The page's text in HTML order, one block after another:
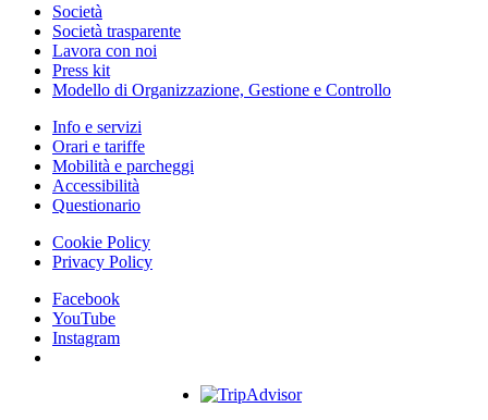
Società
Società trasparente
Lavora con noi
Press kit
Modello di Organizzazione, Gestione e Controllo
Info e servizi
Orari e tariffe
Mobilità e parcheggi
Accessibilità
Questionario
Cookie Policy
Privacy Policy
Facebook
YouTube
Instagram